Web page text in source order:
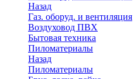
Назад
Газ. оборуд. и вентиляция
Воздуховод ПВХ
Бытовая техника
Пиломатериалы
Назад
Пиломатериалы